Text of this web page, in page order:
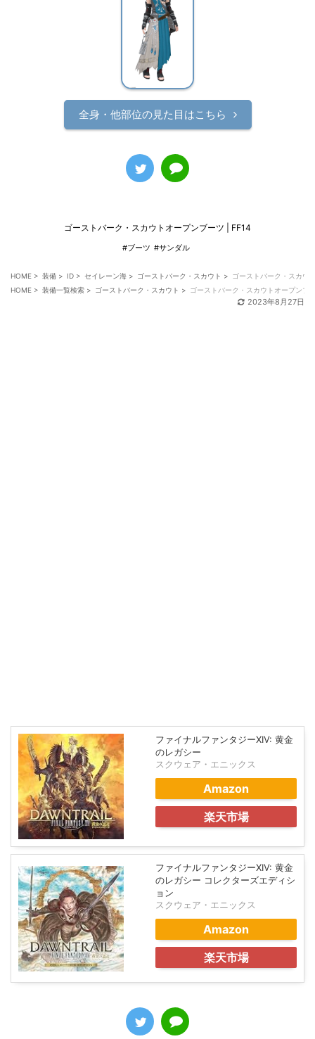
全身・他部位の見た目はこちら
ゴーストバーク・スカウトオープンブーツ | FF14
#ブーツ #サンダル
HOME > 装備 > ID > セイレーン海 > ゴーストバーク・スカウト > ゴーストバーク・スカウ
HOME > 装備一覧検索 > ゴーストバーク・スカウト > ゴーストバーク・スカウトオープンブ
2023年8月27日
ファイナルファンタジーXIV: 黄金
のレガシー
スクウェア・エニックス
Amazon
楽天市場
ファイナルファンタジーXIV: 黄金
のレガシー コレクターズエディシ
ョン
スクウェア・エニックス
Amazon
楽天市場